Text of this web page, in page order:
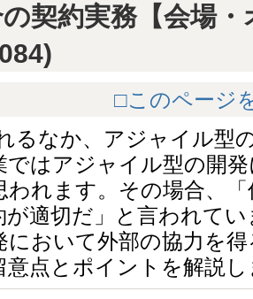
契約実務【会場
□このページ
るなか、アジャイル型
ではアジャイル型の開
われます。その場合、
が適切だ」と言われて
において外部の協力を
意点とポイントを解説